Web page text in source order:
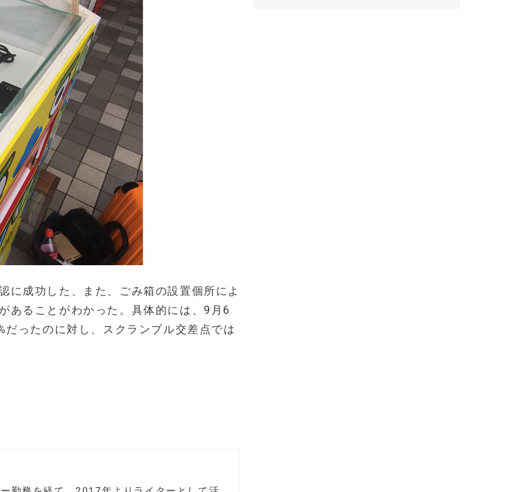
に成功した、また、ごみ箱の設置個所によ
あることがわかった。具体的には、9月6
ったのに対し、スクランブル交差点では